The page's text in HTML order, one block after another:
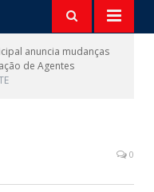
anuncia mudanças
de Agentes
0